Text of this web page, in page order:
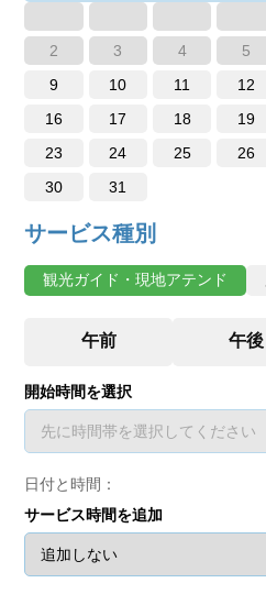
2
3 4 5
9
10 11 12
16
17 18 19
23
24 25 26
30
31
サービス種別
観光ガイド・現地アテンド
開始時間を選択
日付と時間：
サービス時間を追加